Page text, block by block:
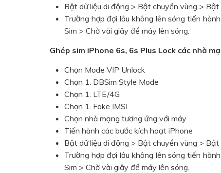
Bật dữ liệu di động > Bật chuyển vùng >
Trường hợp đợi lâu không lên sóng tiến
Sim > Chờ vài giây để máy lên sóng.
Ghép sim iPhone 6s, 6s Plus Lock các nhà
Chọn Mode VIP Unlock
Chọn 1. DBSim Style Mode
Chọn 1. LTE/4G
Chọn 1. Fake IMSI
Chọn nhà mạng tương ứng với máy
Tiến hành các bước kích hoạt iPhone
Bật dữ liệu di động > Bật chuyển vùng >
Trường hợp đợi lâu không lên sóng tiến
Sim > Chờ vài giây để máy lên sóng.